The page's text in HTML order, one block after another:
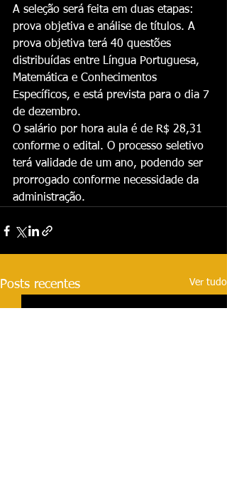
A seleção será feita em duas etapas:
prova objetiva e análise de títulos. A
prova objetiva terá 40 questões
distribuídas entre Língua Portuguesa,
Matemática e Conhecimentos
Específicos, e está prevista para o dia 7
de dezembro.
O salário por hora aula é de R$ 28,31
conforme o edital. O processo seletivo
terá validade de um ano, podendo ser
prorrogado conforme necessidade da
administração.
Posts recentes Ver tudo